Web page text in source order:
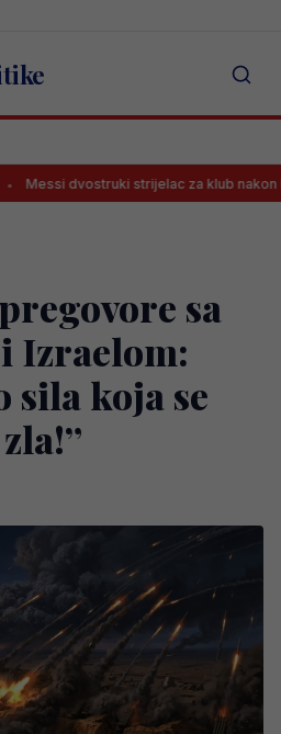
dvostruki strijelac za klub nakon Mundijala
sa
Izraelom:
sila koja se